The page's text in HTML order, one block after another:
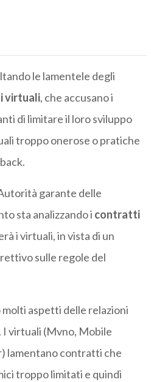
le lamentele degli
virtuali, che accusano i
di limitare il loro sviluppo
troppo onerose o pratiche
garante delle
sta analizzando i contratti
i virtuali, in vista di un
sulle regole del
aspetti delle relazioni
virtuali (Mvno, Mobile
lamentano contratti che
troppo limitati e quindi